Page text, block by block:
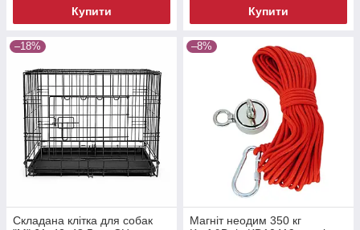
Купити Купити
–18%
Складана клітка для собак
–8%
Магніт неодим 350 кг